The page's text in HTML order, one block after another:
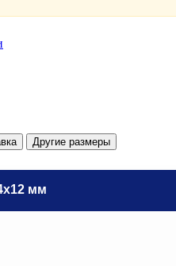
Другие размеры
мм